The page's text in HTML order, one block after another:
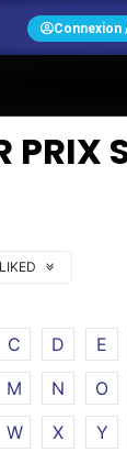
PRIX
C D E
M N O
W X Y